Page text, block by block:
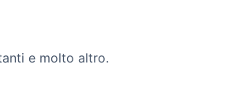
e molto altro.